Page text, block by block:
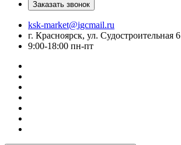
Заказать звонок
ksk-market@igcmail.ru
г. Красноярск, ул. Судостроительная 6
9:00-18:00 пн-пт